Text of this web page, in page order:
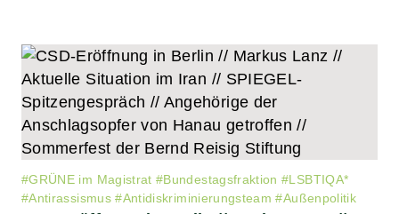
#GRÜNE im Magistrat #Bundestagsfraktion #LSBTIQA*
#Antirassismus #Antidiskriminierungsteam #Außenpolitik